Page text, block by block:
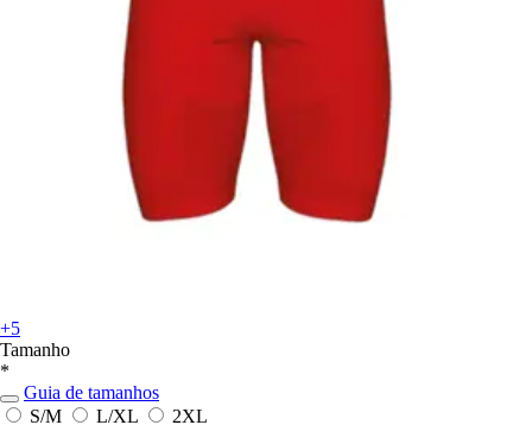
+5
Tamanho
*
Guia de tamanhos
S/M
L/XL 2XL